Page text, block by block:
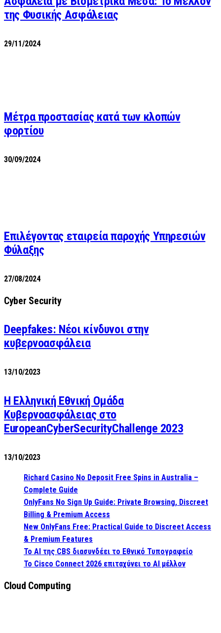
της Φυσικής Ασφάλειας
29/11/2024
Μέτρα προστασίας κατά των κλοπών
φορτίου
30/09/2024
Επιλέγοντας εταιρεία παροχής Υπηρεσιών
Φύλαξης
27/08/2024
Cyber Security
Deepfakes: Νέοι κίνδυνοι στην
κυβερνοασφάλεια
13/10/2023
Η Ελληνική Εθνική Ομάδα
Κυβερνοασφάλειας στο
EuropeanCyberSecurityChallenge 2023
13/10/2023
Richard Casino No Deposit Free Spins in Australia –
Complete Guide
OnlyFans No Sign Up Guide: Private Browsing, Discreet
Billing & Premium Access
New OnlyFans Free: Practical Guide to Discreet Access
& Premium Features
Το AI της CBS διασυνδέει το Εθνικό Τυπογραφείο
Το Cisco Connect 2026 επιταχύνει το AI μέλλον
Cloud Computing